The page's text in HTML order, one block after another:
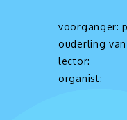
voorganger:
ouderling
lector:
organist: